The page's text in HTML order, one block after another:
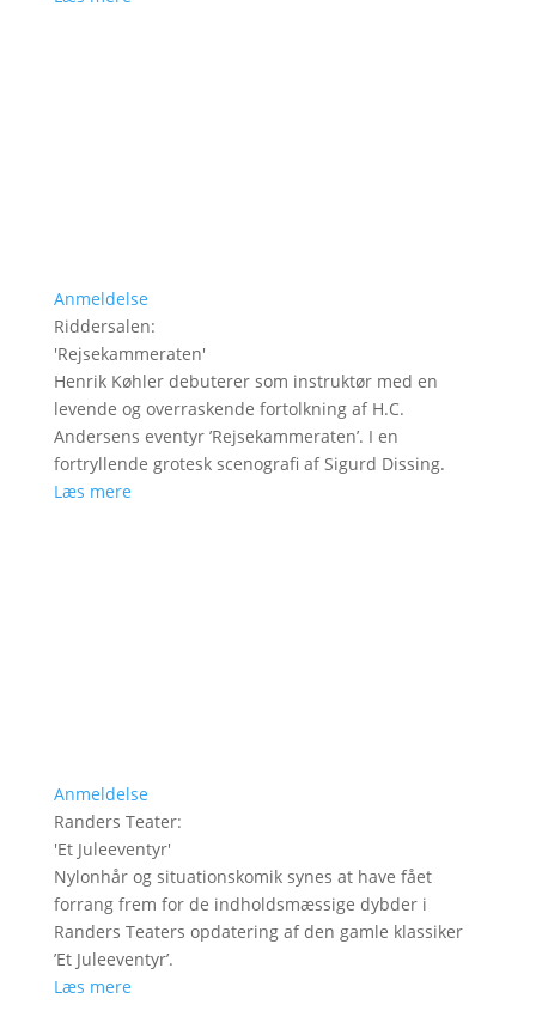
Anmeldelse
Riddersalen:
'Rejsekammeraten'
Henrik Køhler debuterer som instruktør med en
levende og overraskende fortolkning af H.C.
Andersens eventyr ’Rejsekammeraten’. I en
fortryllende grotesk scenografi af Sigurd Dissing.
Læs mere
Anmeldelse
Randers Teater:
'Et Juleeventyr'
Nylonhår og situationskomik synes at have fået
forrang frem for de indholdsmæssige dybder i
Randers Teaters opdatering af den gamle klassiker
’Et Juleeventyr’.
Læs mere